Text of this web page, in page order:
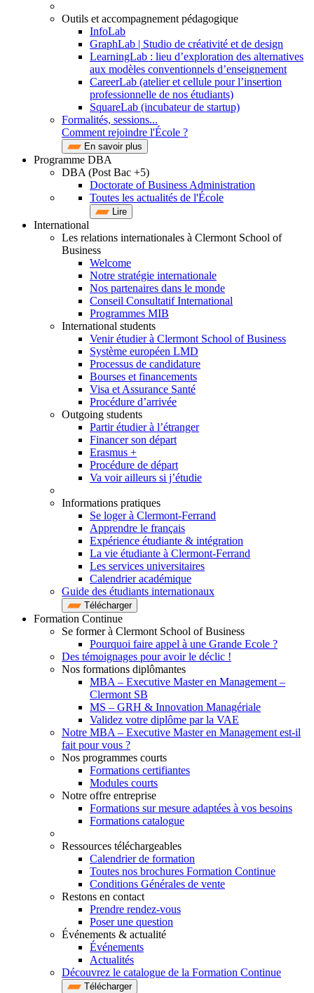
Outils et accompagnement pédagogique
InfoLab
GraphLab | Studio de créativité et de design
LearningLab : lieu d’exploration des alternatives
aux modèles conventionnels d’enseignement
CareerLab (atelier et cellule pour l’insertion
professionnelle de nos étudiants)
SquareLab (incubateur de startup)
Formalités, sessions...
Comment rejoindre l'École ?
En savoir plus
Programme DBA
DBA (Post Bac +5)
Doctorate of Business Administration
Toutes les actualités de l'École
Lire
International
Les relations internationales à Clermont School of
Business
Welcome
Notre stratégie internationale
Nos partenaires dans le monde
Conseil Consultatif International
Programmes MIB
International students
Venir étudier à Clermont School of Business
Système européen LMD
Processus de candidature
Bourses et financements
Visa et Assurance Santé
Procédure d’arrivée
Outgoing students
Partir étudier à l’étranger
Financer son départ
Erasmus +
Procédure de départ
Va voir ailleurs si j’étudie
Informations pratiques
Se loger à Clermont-Ferrand
Apprendre le français
Expérience étudiante & intégration
La vie étudiante à Clermont-Ferrand
Les services universitaires
Calendrier académique
Guide des étudiants internationaux
Télécharger
Formation Continue
Se former à Clermont School of Business
Pourquoi faire appel à une Grande Ecole ?
Des témoignages pour avoir le déclic !
Nos formations diplômantes
MBA – Executive Master en Management –
Clermont SB
MS – GRH & Innovation Managériale
Validez votre diplôme par la VAE
Notre MBA – Executive Master en Management est-il
fait pour vous ?
Nos programmes courts
Formations certifiantes
Modules courts
Notre offre entreprise
Formations sur mesure adaptées à vos besoins
Formations catalogue
Ressources téléchargeables
Calendrier de formation
Toutes nos brochures Formation Continue
Conditions Générales de vente
Restons en contact
Prendre rendez-vous
Poser une question
Événements & actualité
Événements
Actualités
Découvrez le catalogue de la Formation Continue
Télécharger